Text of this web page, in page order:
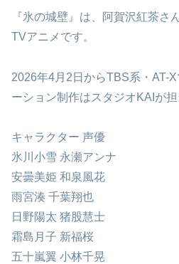
『氷の城壁』は、阿賀沢紅茶さ
TVアニメです。
2026年4月2日からTBS系・AT-
ーション制作はスタジオKAIが担
キャラクター 声優
氷川小雪 永瀬アンナ
安曇美姫 和泉風花
雨宮湊 千葉翔也
日野陽太 猪股慧士
霜島月子 新福桜
五十嵐翼 小林千晃